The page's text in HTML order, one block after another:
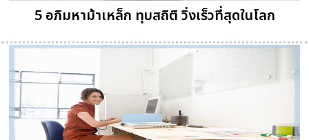
5 อภิมหาม้าเหล็ก ทุบสถิติ วิ่งเร็วที่สุดในโลก